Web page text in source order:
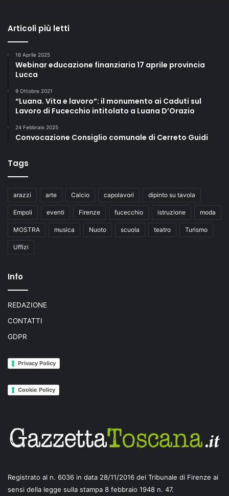
Articoli più letti
16 Aprile 2025
Webinar educazione finanziaria 17 aprile provincia
Lucca
9 Ottobre 2021
“Luana. Vita e lavoro”: il monumento ai Caduti sul
Lavoro di Fucecchio intitolato a Luana D’Orazio
24 Febbraio 2025
Convocazione Consiglio comunale di Cerreto Guidi
Tags
arazzi arte Calcio capolavori dipinto su tavola
Empoli eventi Firenze fucecchio istruzione moda
MOSTRA musica Nuoto scuola teatro Turismo
Uffizi
Info
REDAZIONE
CONTATTI
GDPR
Privacy Policy
Cookie Policy
Registrato al n. 6036 in data 28/11/2016 del Tribunale di Firenze ai
sensi della legge sulla stampa 8 febbraio 1948 n. 47.